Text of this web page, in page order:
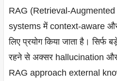
RAG (Retrieval-
systems में context-aware
लिए प्रयोग किया जाता है। सिर्फ
रहने से अक्सर hallucination
RAG approach external